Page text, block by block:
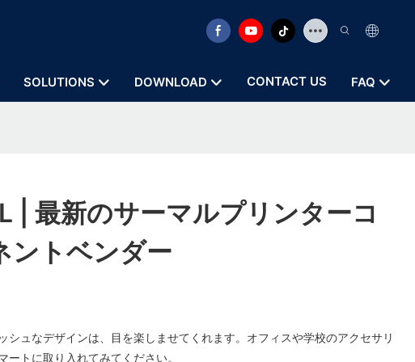
SOLUTIONS DOWNLOAD CONTACT US FAQ
| 最新のサーマルプリンターコ
ントベンダー
シュなデザインは、目を楽しませてくれます。オフィスや学校のアクセサリ
ートに取り入れてみてください。